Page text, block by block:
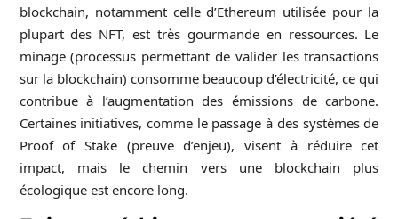
blockchain, notamment celle d’Ethereum utilisée pour la
plupart des NFT, est très gourmande en ressources. Le
minage(processus permettant de valider les transactions
sur la blockchain) consomme beaucoup d’électricité, ce qui
contribue à l’augmentation des émissions de carbone.
Certaines initiatives, comme le passage à des systèmes de
Proof of Stake (preuve d’enjeu), visent à réduire cet
impact, mais le chemin vers une blockchain plus
écologique est encore long.